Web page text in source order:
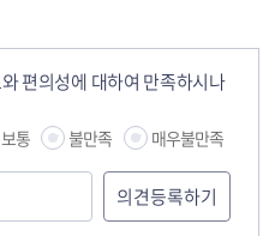
편의성에 대하여 만족하시나
보통 불만족 매우불만족